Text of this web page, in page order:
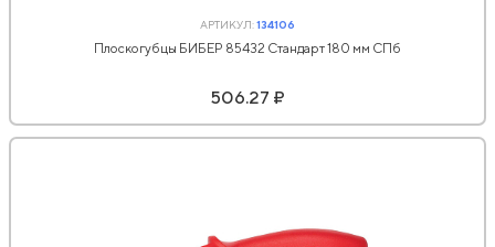
АРТИКУЛ:134106
Плоскогубцы БИБЕР 85432 Стандарт 180 мм СПб
506.27 ₽